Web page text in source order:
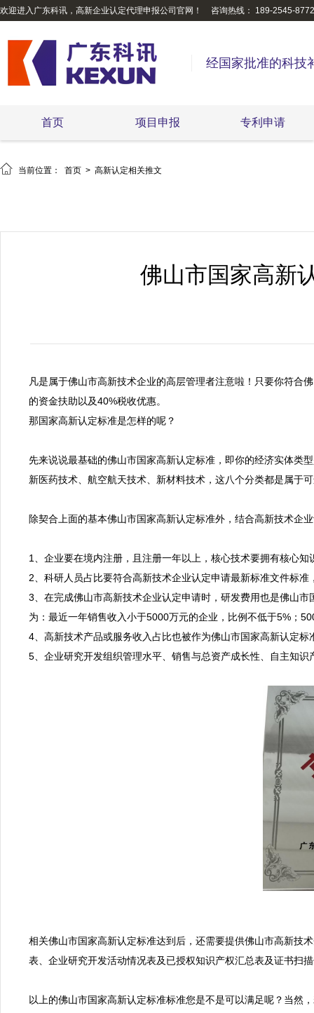
欢迎进入广东科讯，高新企业认定代理申报公司官网！ 咨询热线： 189-2545-8772
经国家批准的科技
首页 项目申报 专利申请
 当前位置： 首页 > 高新认定相关推文
佛山市国家高新
凡是属于佛山市高新技术企业的高层管理者注意啦！只要你符合
的资金扶助以及40%税收优惠。
那国家高新认定标准是怎样的呢？
先来说说最基础的佛山市国家高新认定标准，即你的经济实体类
新医药技术、航空航天技术、新材料技术，这八个分类都是属于
除契合上面的基本佛山市国家高新认定标准外，结合高新技术企
1、企业要在境内注册，且注册一年以上，核心技术要拥有核心知
2、科研人员占比要符合高新技术企业认定申请最新标准文件标
3、在完成佛山市高新技术企业认定申请时，研发费用也是佛山
为：最近一年销售收入小于5000万元的企业，比例不低于5%；
4、高新技术产品或服务收入占比也被作为佛山市国家高新认定
5、企业研究开发组织管理水平、销售与总资产成长性、自主知
相关佛山市国家高新认定标准达到后，还需要提供佛山市高新技
表、企业研究开发活动情况表及已授权知识产权汇总表及证书扫
以上的佛山市国家高新认定标准标准您是不是可以满足呢？当然